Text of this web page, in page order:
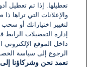
تعطيلها. إذا تم تعطيل
والإعلانات التي تراها
لتغيير اختياراتك أو
إدارة التفضيلات
داخل الموقع
الرجوع إلى سياسة
نعمد نحن وشركاؤنا إلى